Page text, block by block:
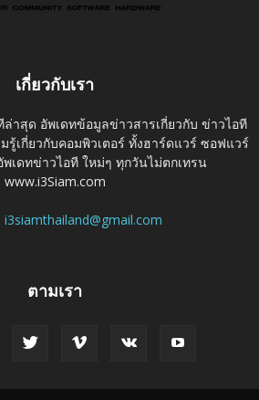
เกี่ยวกับเรา
ล่าสุด อัพเดทข้อมูลข่าวสารเกี่ยวกับ ข่าวไอที
รู้เกี่ยวกับคอมพิวเตอร์ ทั้งฮาร์ดแวร์ ซอฟแวร์
เดทข่าวไอที ใหม่ๆ ทุกวันไม่ตกเทรน
www.i3Siam.com
i3siamthailand@gmail.com
ตามเรา